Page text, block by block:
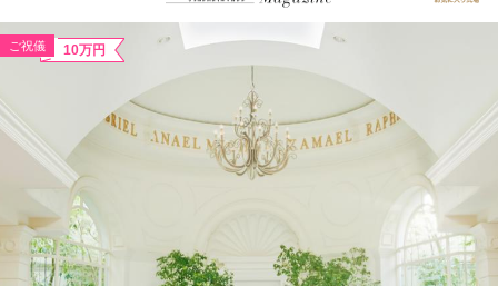
ご祝儀 10万円